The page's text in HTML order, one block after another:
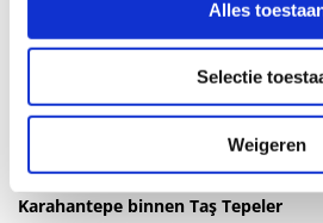
Alles
Selectie
Weigeren
© Kaharantepe
Karahantepe binnen Taş Tepeler